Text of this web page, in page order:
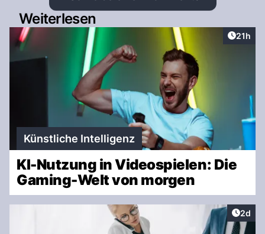
Weiterlesen
Artikel
21h
Künstliche Intelligenz
KI-Nutzung in Videospielen: Die
Gaming-Welt von morgen
2d